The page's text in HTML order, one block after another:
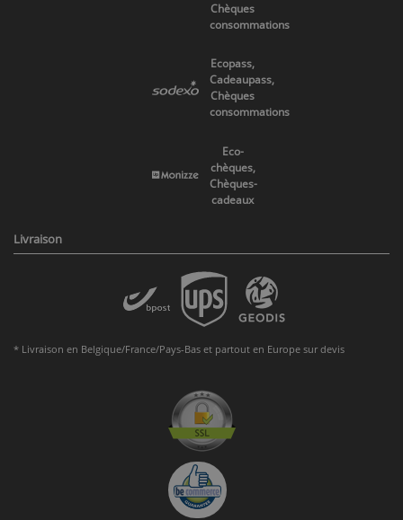
Chèques
consommations
Ecopass,
Cadeaupass,
Chèques
consommations
Eco-
chèques,
Chèques-
cadeaux
Livraison
* Livraison en Belgique/France/Pays-Bas et partout en Europe sur devis